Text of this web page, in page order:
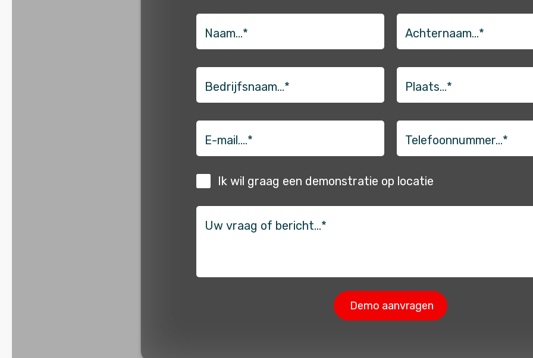
naam
Achternaam…
Bedrijfsnaam…
Plaats…
email
Telefoonnummer…
(Vereist)
Ik wil graag een demonstratie op locatie
vraag